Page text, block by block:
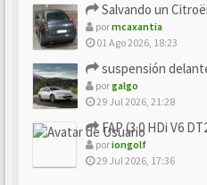
Salvando un Citroën C5
pormcaxantia
01 Ago 2026, 18:23
suspensión
porgalgo
29 Jul 2026, 21:28
FAP (3.0 HDi V6
poriongolf
29 Jul 2026, 17:36